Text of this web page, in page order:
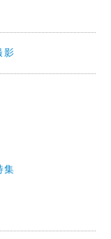
影
集